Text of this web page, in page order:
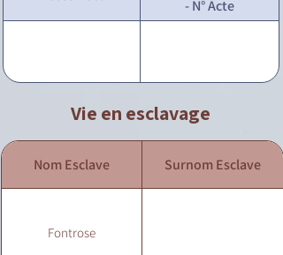
- N° Acte
Vie en esclavage
Nom Esclave Surnom Esclave
Fontrose